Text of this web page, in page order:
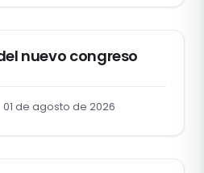
nuevo congreso
01 de agosto de 2026